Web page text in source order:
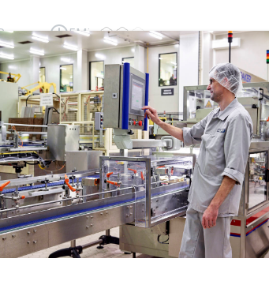
5Min.
Shaved Frozen Peaches
Nachspeise um die heißen Sommertage zu
dauert nur wenige Augenblicke.